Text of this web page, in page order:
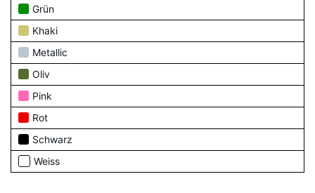
Grün
Khaki
Metallic
Oliv
Pink
Rot
Schwarz
Weiss